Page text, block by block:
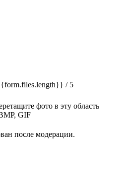
/ 5
фото в эту область
GIF
после модерации.